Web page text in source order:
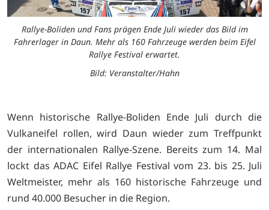
Rallye-Boliden und Fans prägen Ende Juli wieder das Bild im
Fahrerlager in Daun. Mehr als 160 Fahrzeuge werden beim Eifel
Rallye Festival erwartet.
Bild: Veranstalter/Hahn
Wenn historische Rallye-Boliden Ende Juli durch die
Vulkaneifel rollen, wird Daun wieder zum Treffpunkt
der internationalen Rallye-Szene. Bereits zum 14. Mal
lockt das ADAC Eifel Rallye Festival vom 23. bis 25. Juli
Weltmeister, mehr als 160 historische Fahrzeuge und
rund 40.000 Besucher in die Region.